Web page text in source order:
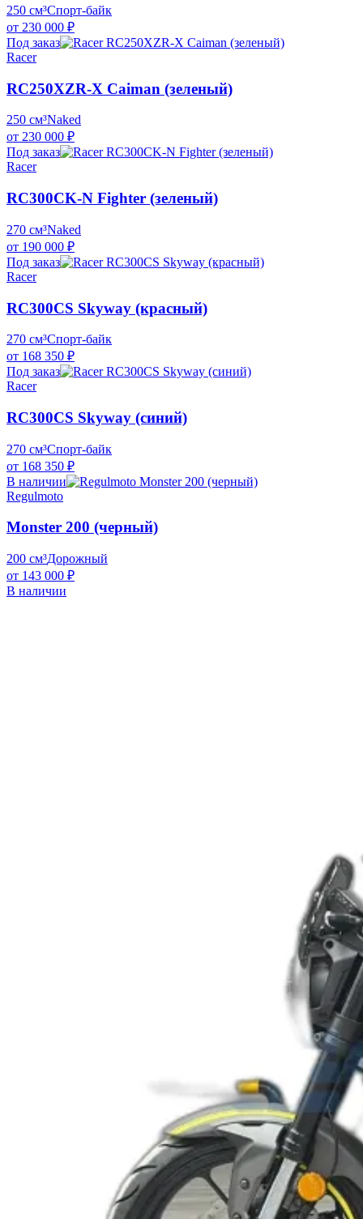
250 см³Спорт-байк
от 230 000 ₽
Под заказ
Racer
RC250XZR-X Caiman (зеленый)
250 см³Naked
от 230 000 ₽
Под заказ
Racer
RC300CK-N Fighter (зеленый)
270 см³Naked
от 190 000 ₽
Под заказ
Racer
RC300CS Skyway (красный)
270 см³Спорт-байк
от 168 350 ₽
Под заказ
Racer
RC300CS Skyway (синий)
270 см³Спорт-байк
от 168 350 ₽
В наличии
Regulmoto
Monster 200 (черный)
200 см³Дорожный
от 143 000 ₽
В наличии